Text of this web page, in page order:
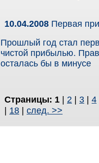
10.04.2008 Первая
Прошлый год стал
чистой прибылью.
осталась бы в минусе
Страницы: 1 | 2 | 3 | 4
| 18 | след. >>